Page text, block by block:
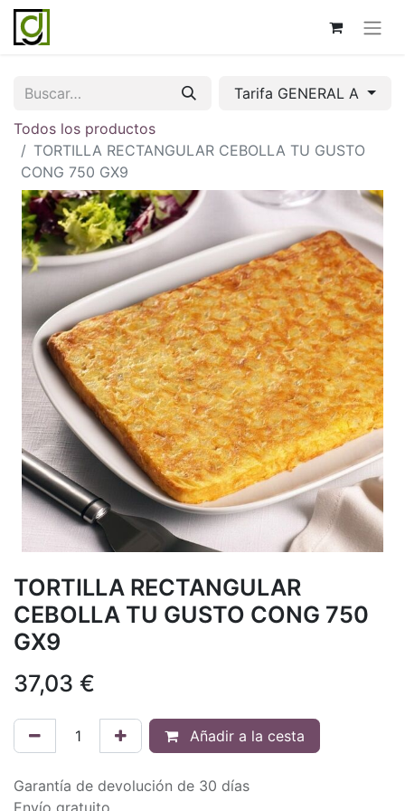
Tarifa GENERAL A
Todos los productos
TORTILLA RECTANGULAR CEBOLLA TU GUSTO
CONG 750 GX9
TORTILLA RECTANGULAR
CEBOLLA TU GUSTO CONG 750
GX9
37,03 €
Añadir a la cesta
Garantía de devolución de 30 días
Envío gratuito.